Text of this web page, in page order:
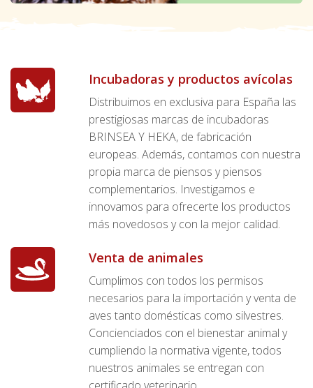
Incubadoras y productos avícolas
Distribuimos en exclusiva para España las
prestigiosas marcas de incubadoras
BRINSEA Y HEKA, de fabricación
europeas. Además, contamos con nuestra
propia marca de piensos y piensos
complementarios. Investigamos e
innovamos para ofrecerte los productos
más novedosos y con la mejor calidad.
Venta de animales
Cumplimos con todos los permisos
necesarios para la importación y venta de
aves tanto domésticas como silvestres.
Concienciados con el bienestar animal y
cumpliendo la normativa vigente, todos
nuestros animales se entregan con